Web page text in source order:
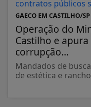
GAECO EM CASTILHO/SP
Operação do
Castilho e
corrupção...
Mandados de
de estética e